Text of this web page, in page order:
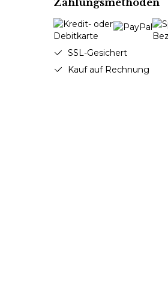
Zahlungsmethoden
SSL-Gesichert
Kauf auf Rechnung